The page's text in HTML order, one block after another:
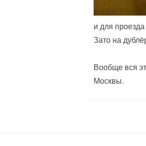
и для
Зато на
Вообще вся
Москвы.